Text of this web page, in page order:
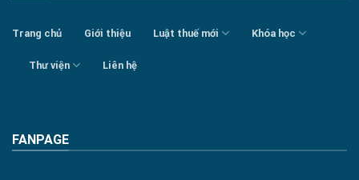
Trang chủ Giới thiệu Luật thuế mới Khóa học
Thư viện Liên hệ
FANPAGE